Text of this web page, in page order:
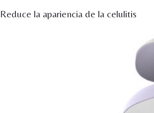
Reduce la apariencia de la celulitis